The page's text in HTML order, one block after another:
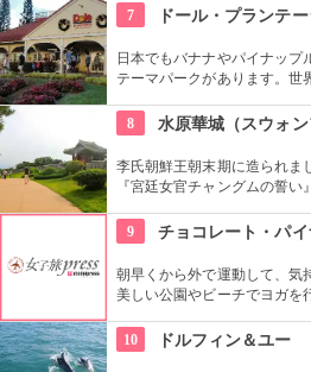
の体験ができます。半日かけ
7 ドール・プランテ
日本でもバナナやパイナップ
テーマパークがあります。世
めるアトラクションがありま
8 水原華城（スウォン
李氏朝鮮王朝末期に造られま
『宮廷女官チャングムの誓い
らいかけて歩いて回ることも
ともできます。
9
朝早くから外で運動して、気
美しい公園やビーチでヨガを
芝生エリアで無料のヨガレッ
コチラもぜひ。
10 ドルフィン＆ユー